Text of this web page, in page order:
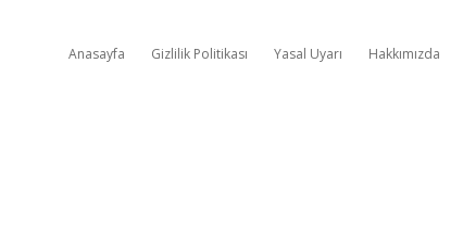
Anasayfa Gizlilik Politikası Yasal Uyarı Hakkımızda